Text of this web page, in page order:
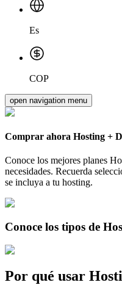
Es
COP
open navigation menu
Comprar ahora Hosting +
Conoce los mejores planes
necesidades. Recuerda
se incluya a tu hosting.
Conoce los tipos de
Por qué usar